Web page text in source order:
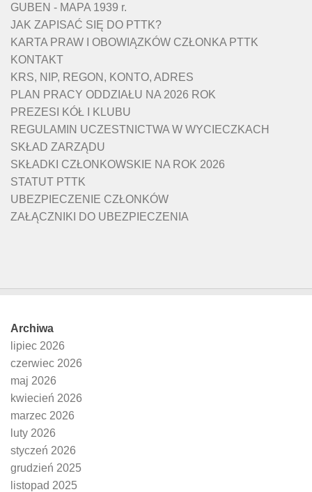
GUBEN - MAPA 1939 r.
JAK ZAPISAĆ SIĘ DO PTTK?
KARTA PRAW I OBOWIĄZKÓW CZŁONKA PTTK
KONTAKT
KRS, NIP, REGON, KONTO, ADRES
PLAN PRACY ODDZIAŁU NA 2026 ROK
PREZESI KÓŁ I KLUBU
REGULAMIN UCZESTNICTWA W WYCIECZKACH
SKŁAD ZARZĄDU
SKŁADKI CZŁONKOWSKIE NA ROK 2026
STATUT PTTK
UBEZPIECZENIE CZŁONKÓW
ZAŁĄCZNIKI DO UBEZPIECZENIA
Archiwa
lipiec 2026
czerwiec 2026
maj 2026
kwiecień 2026
marzec 2026
luty 2026
styczeń 2026
grudzień 2025
listopad 2025